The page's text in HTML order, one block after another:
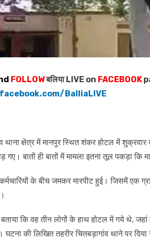
FOLLOWबलिया LIVE on FACEBOOK
BalliaLIVE
थाना क्षेत्र में मानपुर स्थित शंकर होटल में
गए। बातों ही बातों में मामला इतना तूल पकड़ा कि
के बीच जमकर मारपीट हुई। जिसमें एक
कि वह तीन लोगों के हाथ होटल में गये थे, जहां
की लिखित तहरीर चितबड़ागांव थाने पर दिया